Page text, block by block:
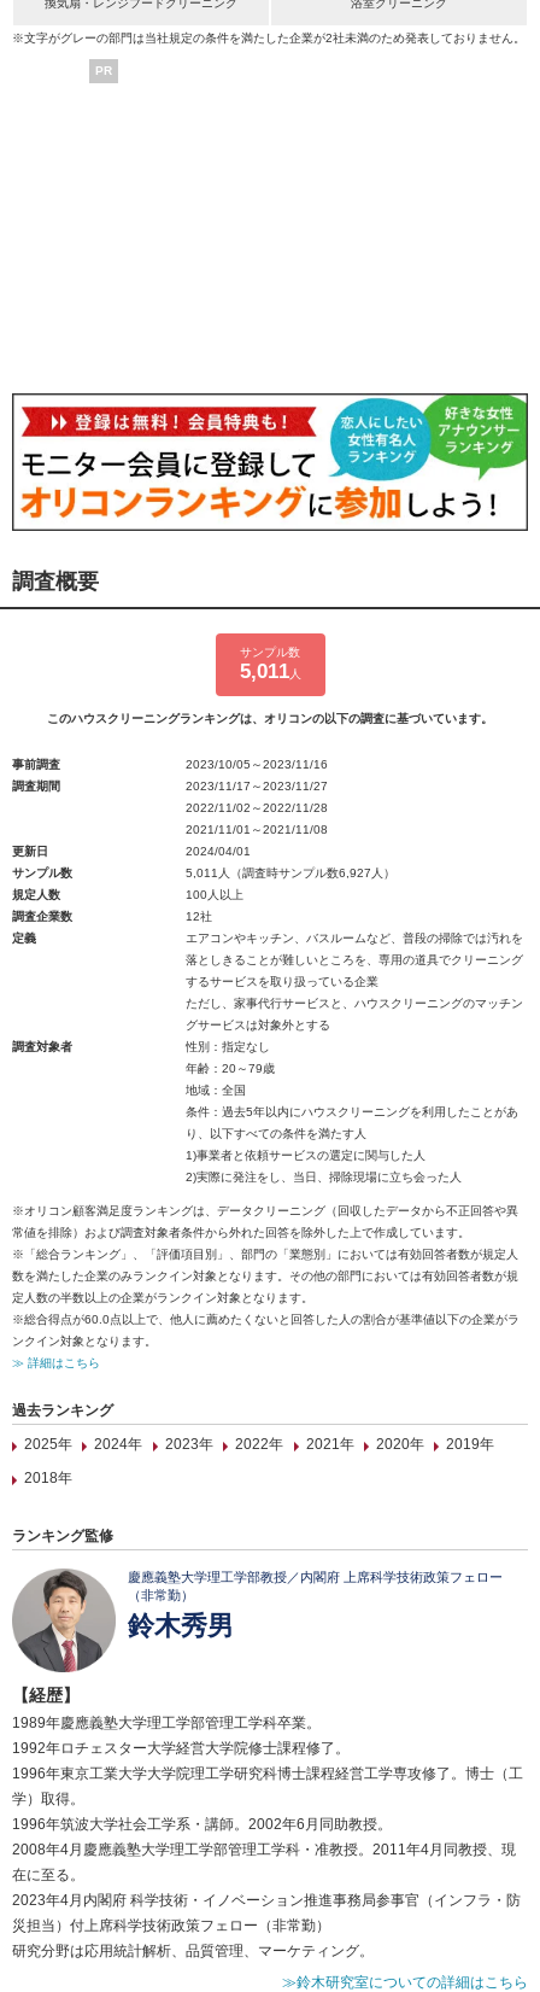
換気扇・レンジフードクリーニング 浴室クリーニング
※文字がグレーの部門は当社規定の条件を満たした企業が2社未満のため発表しておりません。
PR
調査概要
サンプル数
5,011人
このハウスクリーニングランキングは、オリコンの以下の調査に基づいています。
事前調査
2023/10/05～2023/11/16
調査期間
2023/11/17～2023/11/27
2022/11/02～2022/11/28
2021/11/01～2021/11/08
更新日
2024/04/01
サンプル数
5,011人（調査時サンプル数6,927人）
規定人数
100人以上
調査企業数
12社
定義
エアコンやキッチン、バスルームなど、普段の掃除では汚れを
落としきることが難しいところを、専用の道具でクリーニング
するサービスを取り扱っている企業
ただし、家事代行サービスと、ハウスクリーニングのマッチン
グサービスは対象外とする
調査対象者
性別：指定なし
年齢：20～79歳
地域：全国
条件：過去5年以内にハウスクリーニングを利用したことがあ
り、以下すべての条件を満たす人
1)事業者と依頼サービスの選定に関与した人
2)実際に発注をし、当日、掃除現場に立ち会った人
※オリコン顧客満足度ランキングは、データクリーニング（回収したデータから不正回答や異
常値を排除）および調査対象者条件から外れた回答を除外した上で作成しています。
※「総合ランキング」、「評価項目別」、部門の「業態別」においては有効回答者数が規定人
数を満たした企業のみランクイン対象となります。その他の部門においては有効回答者数が規
定人数の半数以上の企業がランクイン対象となります。
※総合得点が60.0点以上で、他人に薦めたくないと回答した人の割合が基準値以下の企業がラ
ンクイン対象となります。
≫ 詳細はこちら
過去ランキング
2025年
2024年 2023年 2022年 2021年 2020年
2019年
2018年
ランキング監修
慶應義塾大学理工学部教授／内閣府 上席科学技術政策フェロー
（非常勤）
鈴木秀男
【経歴】
1989年慶應義塾大学理工学部管理工学科卒業。
1992年ロチェスター大学経営大学院修士課程修了。
1996年東京工業大学大学院理工学研究科博士課程経営工学専攻修了。博士（工
学）取得。
1996年筑波大学社会工学系・講師。2002年6月同助教授。
2008年4月慶應義塾大学理工学部管理工学科・准教授。2011年4月同教授、現
在に至る。
2023年4月内閣府 科学技術・イノベーション推進事務局参事官（インフラ・防
災担当）付上席科学技術政策フェロー（非常勤）
研究分野は応用統計解析、品質管理、マーケティング。
≫鈴木研究室についての詳細はこちら